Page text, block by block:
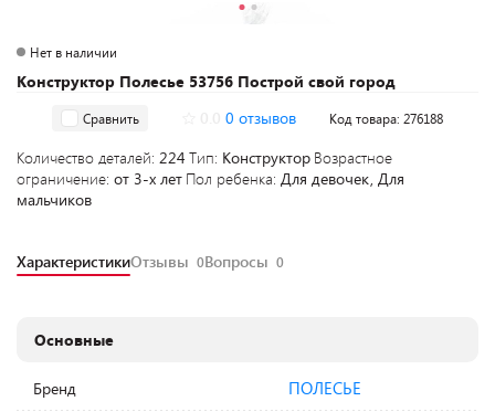
Конструктор Полесье 53756 Построй свой город
Нет в наличии
Сравнить 0 отзывов Код товара: 276188
Количество деталей: 224 Тип: Конструктор Возрастное
ограничение: от 3-х лет Пол ребенка: Для девочек, Для
мальчиков
ХарактеристикиОтзывы 0Вопросы 0
Основные
Бренд ПОЛЕСЬЕ